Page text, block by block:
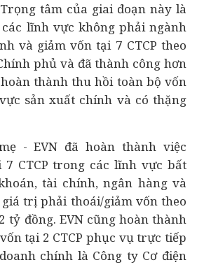
tâm của giai đoạn này là
lĩnh vực không phải ngành
và giảm vốn tại 7 CTCP theo
phủ và đã thành công hơn
thành thu hồi toàn bộ vốn
sản xuất chính và có thặng
- EVN đã hoàn thành việc
CTCP trong các lĩnh vực bất
tài chính, ngân hàngvà
trị phải thoái/giảm vốn theo
tỷ đồng. EVN cũng hoàn thành
tại 2 CTCP phục vụ trực tiếp
chính là Công ty Cơ điện